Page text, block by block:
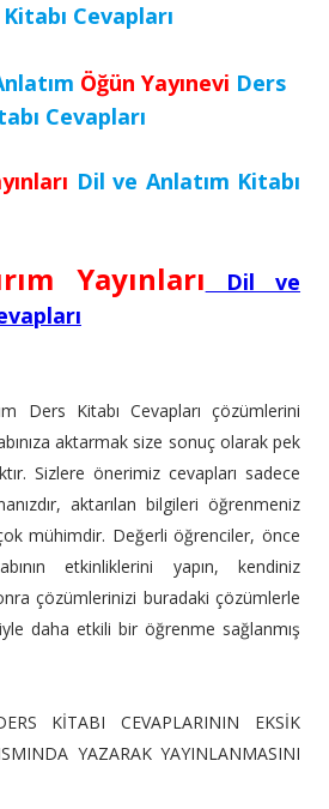
Cevapları
Öğün Yayınevi Ders
Cevapları
Dil ve Anlatım Kitabı
Yayınları Dil ve
Ders Kitabı Cevapları çözümlerini
aktarmak size sonuç olarak pek
Sizlere önerimiz cevapları sadece
aktarılan bilgileri öğrenmeniz
mühimdir. Değerli öğrenciler, önce
etkinliklerini yapın, kendiniz
çözümlerinizi buradaki çözümlerle
daha etkili bir öğrenme sağlanmış
KİTABI CEVAPLARININ EKSİK
YAZARAK YAYINLANMASINI